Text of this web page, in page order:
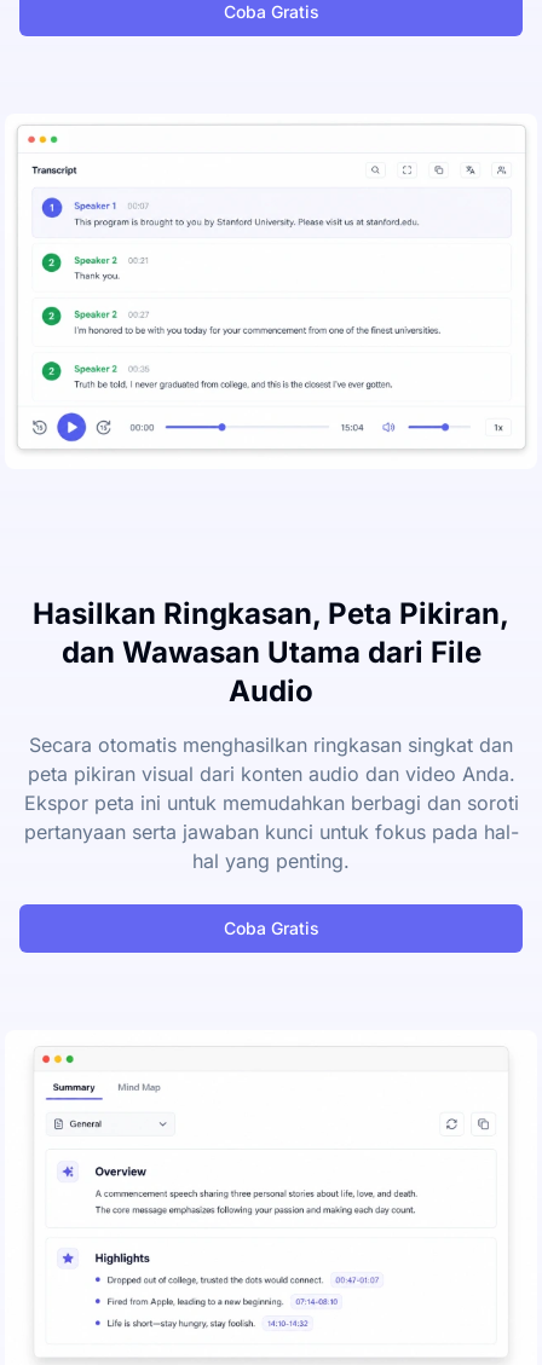
Coba Gratis
Hasilkan Ringkasan, Peta Pikiran,
dan Wawasan Utama dari File
Audio
Secara otomatis menghasilkan ringkasan singkat dan
peta pikiran visual dari konten audio dan video Anda.
Ekspor peta ini untuk memudahkan berbagi dan soroti
pertanyaan serta jawaban kunci untuk fokus pada hal-
hal yang penting.
Coba Gratis